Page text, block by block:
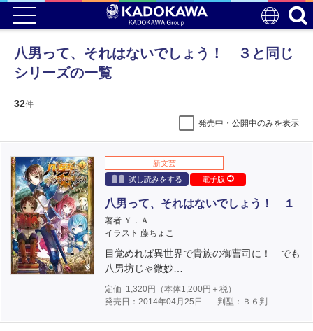
八男って、それはないでしょう！ ３と同じ
シリーズの一覧
32件
発売中・公開中のみを表示
新文芸
試し読みをする
電子版
八男って、それはないでしょう！ １
著者 Ｙ．Ａ
イラスト 藤ちょこ
目覚めれば異世界で貴族の御曹司に！ でも
八男坊じゃ微妙…
定価 1,320円（本体1,200円＋税）
発売日：2014年04月25日
判型：Ｂ６判